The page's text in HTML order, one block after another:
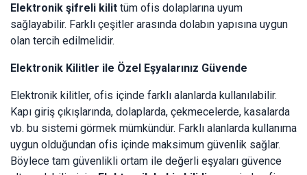
Elektronik şifreli kilit tüm ofis dolaplarına uyum
sağlayabilir. Farklı çeşitler arasında dolabın yapısına uygun
olan tercih edilmelidir.
Elektronik Kilitler ile Özel Eşyalarınız Güvende
Elektronik kilitler, ofis içinde farklı alanlarda kullanılabilir.
Kapı giriş çıkışlarında, dolaplarda, çekmecelerde, kasalarda
vb. bu sistemi görmek mümkündür. Farklı alanlarda kullanıma
uygun olduğundan ofis içinde maksimum güvenlik sağlar.
Böylece tam güvenlikli ortam ile değerli eşyaları güvence